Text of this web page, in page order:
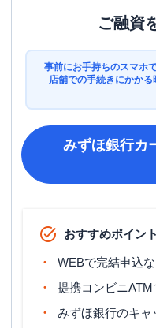
ご融資
事前にお手持ちのスマホ
店舗での手続きにかか
みずほ銀行カ
おすすめポイント
WEBで完結申込
提携コンビニ
みずほ銀行のキャ